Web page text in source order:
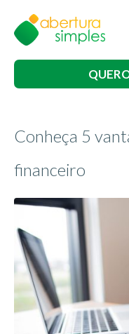
Conheça 5
financeiro